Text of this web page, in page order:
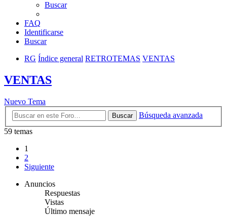
Buscar
FAQ
Identificarse
Buscar
RG Índice general RETROTEMAS VENTAS
VENTAS
Nuevo Tema
Buscar
Búsqueda avanzada
59 temas
1
2
Siguiente
Anuncios
Respuestas
Vistas
Último mensaje